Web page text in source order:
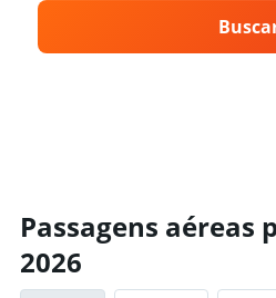
Passagens aéreas
2026